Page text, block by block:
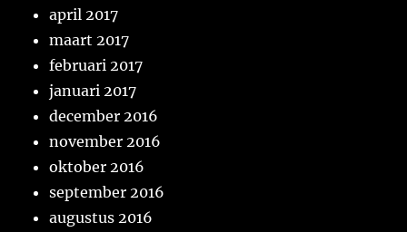
april 2017
maart 2017
februari 2017
januari 2017
december 2016
november 2016
oktober 2016
september 2016
augustus 2016